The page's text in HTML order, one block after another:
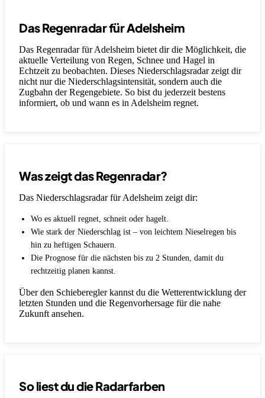
Das Regenradar für Adelsheim
Das Regenradar für Adelsheim bietet dir die Möglichkeit, die
aktuelle Verteilung von Regen, Schnee und Hagel in
Echtzeit zu beobachten. Dieses Niederschlagsradar zeigt dir
nicht nur die Niederschlagsintensität, sondern auch die
Zugbahn der Regengebiete. So bist du jederzeit bestens
informiert, ob und wann es in Adelsheim regnet.
Was zeigt das Regenradar?
Das Niederschlagsradar für Adelsheim zeigt dir:
Wo es aktuell regnet, schneit oder hagelt.
Wie stark der Niederschlag ist – von leichtem Nieselregen bis
hin zu heftigen Schauern.
Die Prognose für die nächsten bis zu 2 Stunden, damit du
rechtzeitig planen kannst.
Über den Schieberegler kannst du die Wetterentwicklung der
letzten Stunden und die Regenvorhersage für die nahe
Zukunft ansehen.
So liest du die Radarfarben